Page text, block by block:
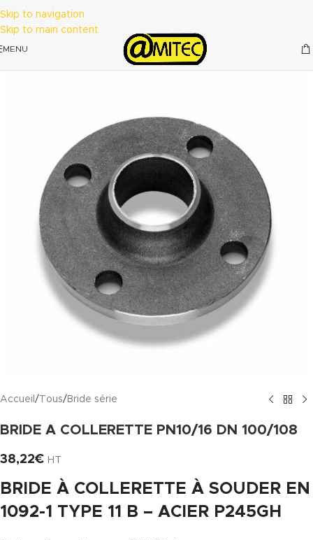
Skip to navigation
Skip to main content
MENU
Accueil / Tous/ Bride série
BRIDE A COLLERETTE PN10/16 DN 100/108
38,22€ HT
BRIDE À COLLERETTE À SOUDER EN
1092-1 TYPE 11 B – ACIER P245GH